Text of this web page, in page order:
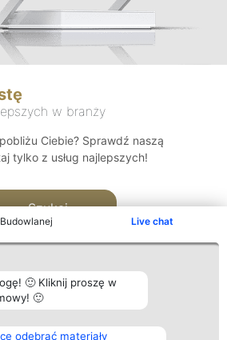
Live chat
🙂 Kliknij proszę w
🙂
odebrać materiały
w branży
Ciebie? Sprawdź naszą
tylko z usług najlepszych!
Szukaj
Plebiscyt
Laureaci
Kontakt
Kontakt